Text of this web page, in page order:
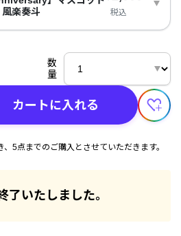
楽奏斗
税込
数
量
カートに入れる
5点までのご購入とさせていただきます。
了いたしました。